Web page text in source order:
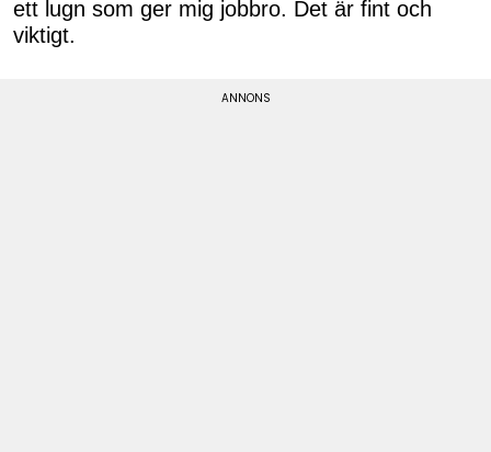
ett lugn som ger mig jobbro. Det är fint och
viktigt.